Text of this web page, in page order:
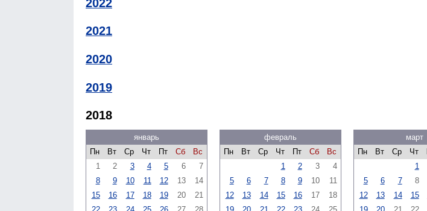
2022
2021
2020
2019
2018
январь
Пн
Вт Ср Чт Пт Сб
Вс
1
2 3 4 5 6
7
8
9 10 11 12 13
14
15
16 17 18 19 20
21
февраль
Пн
Вт Ср Чт Пт Сб
Вс
1
2 3
4
5
6 7 8 9 10
11
12
13 14 15 16 17
18
март
Пн
Вт Ср Чт
1
5
6 7 8
12
13 14 15